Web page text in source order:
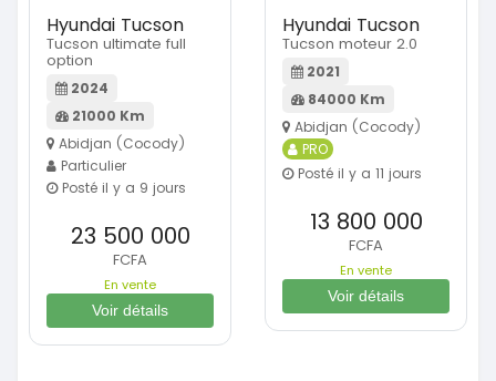
Hyundai Tucson
Tucson ultimate full
option
2024
21000 Km
Abidjan (Cocody)
Particulier
Posté il y a 9 jours
23 500 000
FCFA
En vente
Voir détails
Hyundai Tucson
Tucson moteur 2.0
2021
84000 Km
Abidjan (Cocody)
PRO
Posté il y a 11 jours
13 800 000
FCFA
En vente
Voir détails